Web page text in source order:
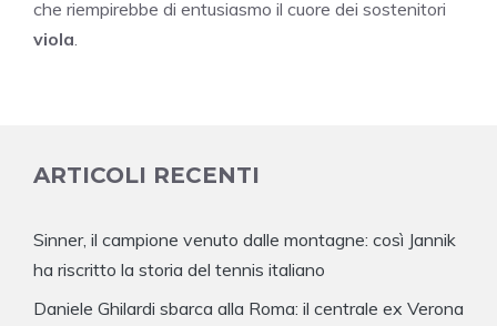
che riempirebbe di entusiasmo il cuore dei sostenitori
viola.
ARTICOLI RECENTI
Sinner, il campione venuto dalle montagne: così Jannik
ha riscritto la storia del tennis italiano
Daniele Ghilardi sbarca alla Roma: il centrale ex Verona